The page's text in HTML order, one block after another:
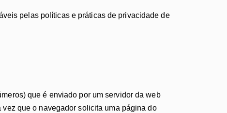
pelas políticas e práticas de privacidade de
que é enviado por um servidor da web
que o navegador solicita uma página do